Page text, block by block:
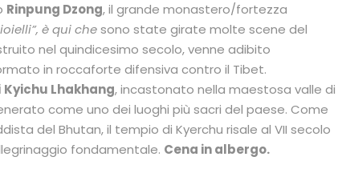
Rinpung Dzong, il grande monastero/fortezza
è qui chesono state girate molte scene del
nel quindicesimo secolo, venne adibito
in roccaforte difensiva contro il Tibet.
Kyichu Lhakhang, incastonato nella maestosa valle di
come uno dei luoghi più sacri del paese. Come
del Bhutan, il tempio di Kyerchu risale al VII secolo
fondamentale. Cena in albergo.